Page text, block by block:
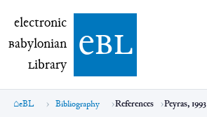
electronic Babylonian Library (eBL)
electronic
Babylonian
Library ebl
eBL Bibliography References Peyras, 1993